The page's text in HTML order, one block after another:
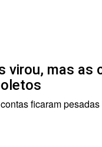
virou, mas
ficaram pesadas